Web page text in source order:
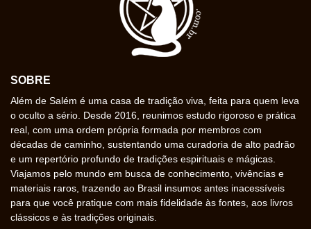
SOBRE
Além de Salém é uma casa de tradição viva, feita para quem leva
o oculto a sério. Desde 2016, reunimos estudo rigoroso e prática
real, com uma ordem própria formada por membros com
décadas de caminho, sustentando uma curadoria de alto padrão
e um repertório profundo de tradições espirituais e mágicas.
Viajamos pelo mundo em busca de conhecimento, vivências e
materiais raros, trazendo ao Brasil insumos antes inacessíveis
para que você pratique com mais fidelidade às fontes, aos livros
clássicos e às tradições originais.